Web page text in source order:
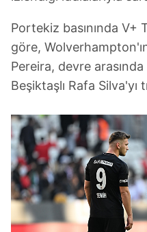
Portekiz basınında V+
göre,
Pereira, devre
Beşiktaşlı Rafa Silva'yı